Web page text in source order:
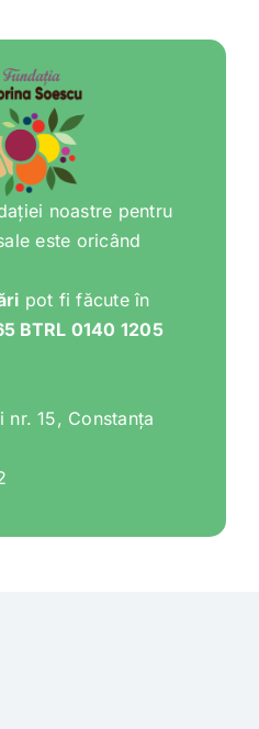
noastre pentru
este oricând
pot fi făcute în
BTRL 0140 1205
nr. 15, Constanța